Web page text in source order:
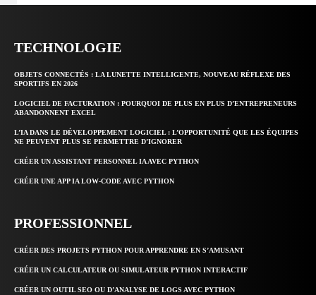
TECHNOLOGIE
OBJETS CONNECTÉS : LA LUNETTE INTELLIGENTE, NOUVEAU RÉFLEXE DES
SPORTIFS EN 2026
LOGICIEL DE FACTURATION : POURQUOI DE PLUS EN PLUS D’ENTREPRENEURS
ABANDONNENT EXCEL
L’IA DANS LE DÉVELOPPEMENT LOGICIEL : L’OPPORTUNITÉ QUE LES ÉQUIPES
NE PEUVENT PLUS SE PERMETTRE D’IGNORER
CRÉER UN ASSISTANT PERSONNEL IA AVEC PYTHON
CRÉER UNE APP IA LOW-CODE AVEC PYTHON
PROFESSIONNEL
CRÉER DES PROJETS PYTHON POUR APPRENDRE EN S’AMUSANT
CRÉER UN CALCULATEUR OU SIMULATEUR PYTHON INTERACTIF
CRÉER UN OUTIL SEO OU D’ANALYSE DE LOGS AVEC PYTHON